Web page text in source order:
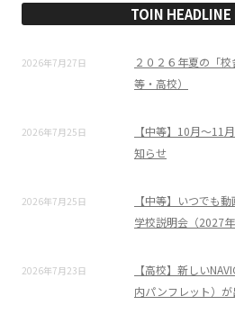
TOIN HEADLINE
2026年7月27日
２０２６年夏の「
等・高校）
2026年7月25日
【中等】10月～11
知らせ
2026年7月25日
【中等】いつでも
学校説明会（2027
2026年7月23日
【高校】新しい
内パンフレット）が